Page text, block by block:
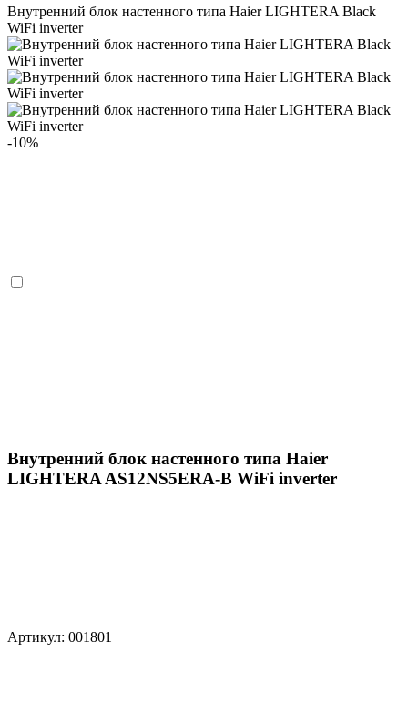
Внутренний блок настенного типа Haier LIGHTERA Black
WiFi inverter
-10%
Внутренний блок настенного типа Haier
LIGHTERA AS12NS5ERA-B WiFi inverter
Артикул: 001801